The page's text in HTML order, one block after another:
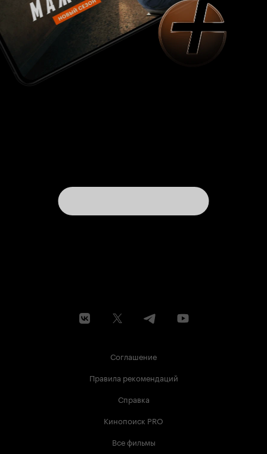
Соглашение
Правила рекомендаций
Справка
Кинопоиск PRO
Все фильмы